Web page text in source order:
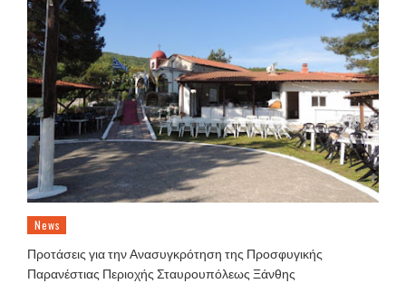
News
Προτάσεις για την Ανασυγκρότηση της Προσφυγικής
Παρανέστιας Περιοχής Σταυρουπόλεως Ξάνθης